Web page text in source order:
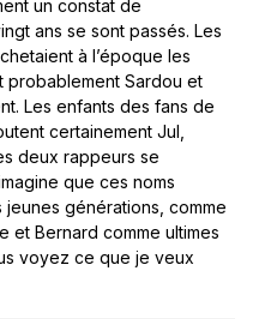
un constat de
ans se sont passés. Les
à l’époque les
probablement Sardou et
Les enfants des fans de
certainement Jul,
deux rappeurs se
que ces noms
générations, comme
et Bernard comme ultimes
voyez ce que je veux